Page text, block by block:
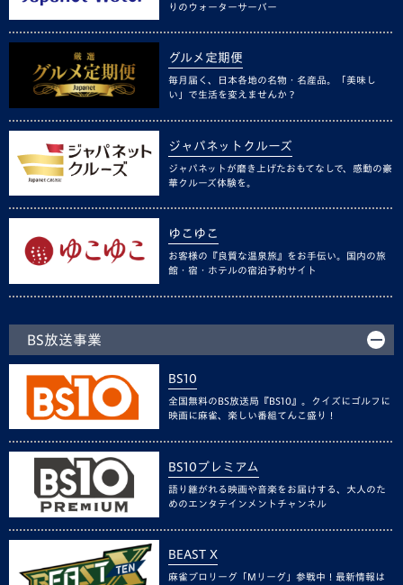
りのウォーターサーバー
グルメ定期便
毎月届く、日本各地の名物・名産品。「美味し
い」で生活を変えませんか？
ジャパネットクルーズ
ジャパネットが磨き上げたおもてなしで、感動の豪
華クルーズ体験を。
ゆこゆこ
お客様の『良質な温泉旅』をお手伝い。国内の旅
館・宿・ホテルの宿泊予約サイト
BS放送事業
BS10
全国無料のBS放送局『BS10』。クイズにゴルフに
映画に麻雀、楽しい番組てんこ盛り！
BS10プレミアム
語り継がれる映画や音楽をお届けする、大人のた
めのエンタテインメントチャンネル
BEAST X
麻雀プロリーグ「Mリーグ」参戦中！最新情報は